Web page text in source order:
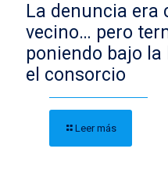
La denuncia era
vecino… pero
poniendo bajo la
el consorcio
Leer más